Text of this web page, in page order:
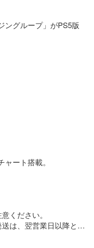
ングループ」がPS5版
ート搭載。
ください。
は、翌営業日以降とな